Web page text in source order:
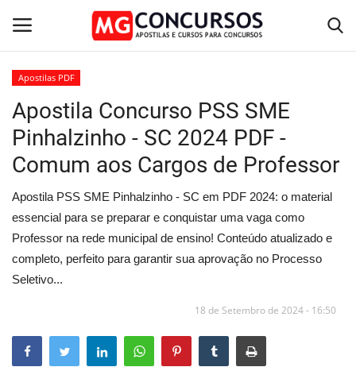
Home
Apostilas PDF
Apostila Impressa
Cursos Online
Combo Apostilas
Apostilas PDF
Apostila Concurso PSS SME
Pinhalzinho - SC 2024 PDF -
Comum aos Cargos de Professor
Apostila PSS SME Pinhalzinho - SC em PDF 2024: o material
essencial para se preparar e conquistar uma vaga como
Professor na rede municipal de ensino! Conteúdo atualizado e
completo, perfeito para garantir sua aprovação no Processo
Seletivo...
18 de Setembro de 2024 - 16:50